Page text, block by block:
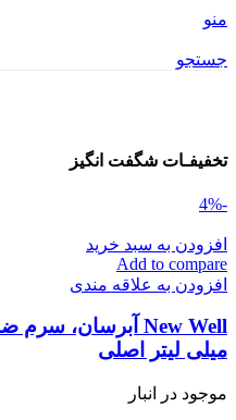
منو
جستجو
تخفیفـات شگفت انگیز
-4%
افزودن به سبد خرید
Add to compare
افزودن به علاقه مندی
میلی لیتر اصلی
موجود در انبار